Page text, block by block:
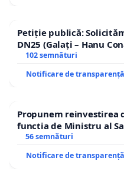
Petiție publică:
DN25 (Galați – Hanu
traseului în afara
102 semnături
Notificare de transparență
Propunem reinvestirea
functia de Ministru al
56 semnături
Notificare de transparență